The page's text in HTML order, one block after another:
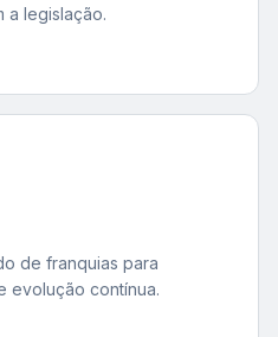
a legislação.
de franquias para
evolução contínua.